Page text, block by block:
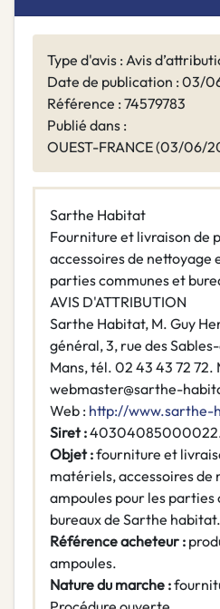
Type d'avis : Avis
Date de publication : 03/
Référence : 74579783
Publié dans :
OUEST-FRANCE (03/06/
Sarthe Habitat
Fourniture et livraison de
accessoires de nettoyage
parties communes et
AVIS D'ATTRIBUTION
Sarthe Habitat, M. Guy
général, 3, rue des
Mans, tél. 02 43 43 72 72.
webmaster@sarthe-
Web : http://www.sarthe-
Siret :
Objet :fourniture et
matériels, accessoires de
ampoules pour les parties
bureaux de Sarthe habitat.
Référence acheteur :
ampoules.
Nature du marche :